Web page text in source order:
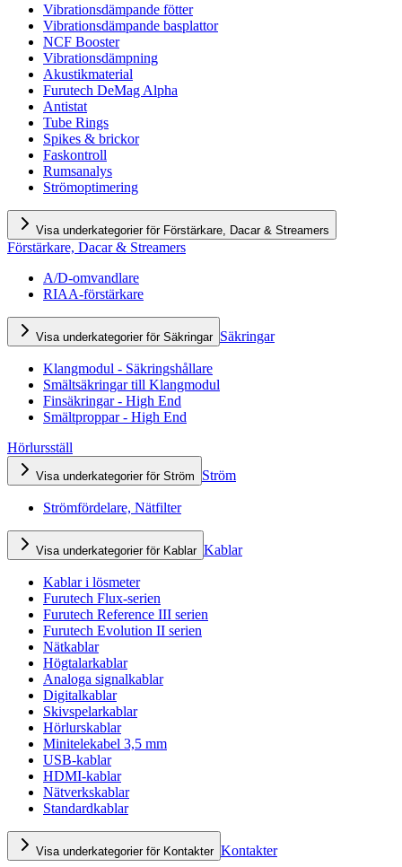
Vibrationsdämpande fötter
Vibrationsdämpande basplattor
NCF Booster
Vibrationsdämpning
Akustikmaterial
Furutech DeMag Alpha
Antistat
Tube Rings
Spikes & brickor
Faskontroll
Rumsanalys
Strömoptimering
Visa underkategorier för Förstärkare, Dacar & Streamers
Förstärkare, Dacar & Streamers
A/D-omvandlare
RIAA-förstärkare
Visa underkategorier för Säkringar Säkringar
Klangmodul - Säkringshållare
Smältsäkringar till Klangmodul
Finsäkringar - High End
Smältproppar - High End
Hörlursställ
Visa underkategorier för Ström Ström
Strömfördelare, Nätfilter
Visa underkategorier för Kablar Kablar
Kablar i lösmeter
Furutech Flux-serien
Furutech Reference III serien
Furutech Evolution II serien
Nätkablar
Högtalarkablar
Analoga signalkablar
Digitalkablar
Skivspelarkablar
Hörlurskablar
Minitelekabel 3,5 mm
USB-kablar
HDMI-kablar
Nätverkskablar
Standardkablar
Visa underkategorier för Kontakter Kontakter